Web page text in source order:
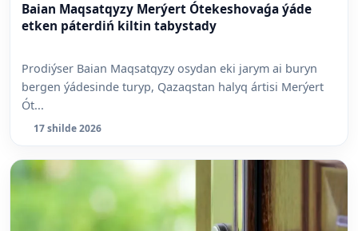
Baian Maqsatqyzy Merýert Ótekeshovaǵa ýáde
etken páterdiń kiltin tabystady
Prodiýser Baian Maqsatqyzy osydan eki jarym ai buryn
bergen ýádesinde turyp, Qazaqstan halyq ártisi Merýert
Ót...
17 shilde 2026